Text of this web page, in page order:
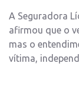
A Seguradora
afirmou que o
mas o
vítima,